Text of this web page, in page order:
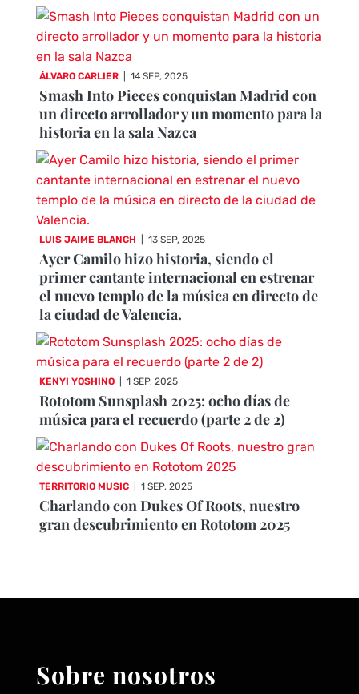
ÁLVARO CARLIER 14 SEP, 2025
Smash Into Pieces conquistan Madrid con
un directo arrollador y un momento para la
historia en la sala Nazca
LUIS JAIME BLANCH 13 SEP, 2025
Ayer Camilo hizo historia, siendo el
primer cantante internacional en estrenar
el nuevo templo de la música en directo de
la ciudad de Valencia.
KENYI YOSHINO 1 SEP, 2025
Rototom Sunsplash 2025: ocho días de
música para el recuerdo (parte 2 de 2)
TERRITORIO MUSIC 1 SEP, 2025
Charlando con Dukes Of Roots, nuestro
gran descubrimiento en Rototom 2025
Sobre nosotros